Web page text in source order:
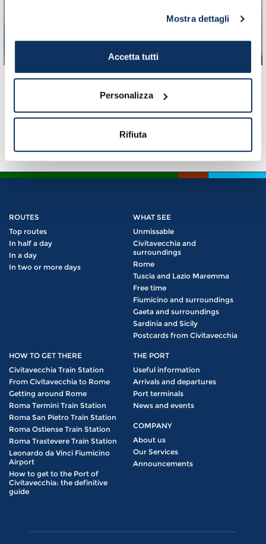
Mostra dettagli
Accetta tutti
Personalizza
Rifiuta
you at first sight
Pages
ROUTES
Top routes
In half a day
In a day
In two or more days
WHAT SEE
Unmissable
Civitavecchia and
surroundings
Rome
Tuscia and Lazio Maremma
Free time
Fiumicino and surroundings
Gaeta and surroundings
Sardinia and Sicily
Postcards from Civitavecchia
HOW TO GET THERE
Civitavecchia Train Station
From Civitavecchia to Rome
Getting around Rome
Roma Termini Train Station
Roma San Pietro Train Station
Roma Ostiense Train Station
Roma Trastevere Train Station
Leonardo da Vinci Fiumicino
Airport
How to get to the Port of
Civitavecchia: the definitive
guide
THE PORT
Useful information
Arrivals and departures
Port terminals
News and events
COMPANY
About us
Our Services
Announcements